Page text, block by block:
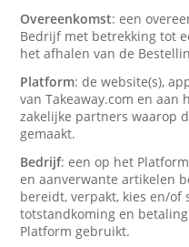
Overeenkomst: een
Bedrijf met betrekking tot
het afhalen van de
Platform: de website(s),
van Takeaway.com en
zakelijke partners waarop
gemaakt.
Bedrijf: een op het
en aanverwante artikelen
bereidt, verpakt, kies en/of
totstandkoming en
Platform gebruikt.